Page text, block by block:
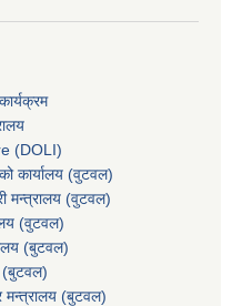
(DOLI)
कार्यालय (वुटवल)
मन्त्रालय (वुटवल)
(वुटवल)
(बुटवल)
(बुटवल)
मन्त्रालय (बुटवल)